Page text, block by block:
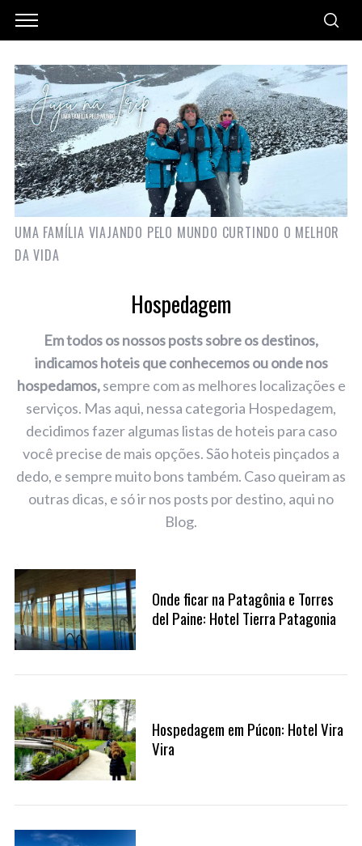
UMA FAMÍLIA VIAJANDO PELO MUNDO CURTINDO O MELHOR
DA VIDA
Hospedagem
Em todos os nossos posts sobre os destinos,
indicamos hoteis que conhecemos ou onde nos
hospedamos,sempre com as melhores localizações e
serviços. Mas aqui, nessa categoria Hospedagem,
decidimos fazer algumas listas de hoteis para caso
você precise de mais opções. São hoteis pinçados a
dedo, e sempre muito bons também. Caso queiram as
outras dicas, e só ir nos posts por destino, aqui no
Blog.
Onde ficar na Patagônia e Torres
del Paine: Hotel Tierra Patagonia
Hospedagem em Púcon: Hotel Vira
Vira